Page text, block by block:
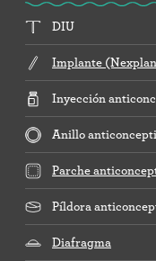
DIU
Implante
Inyección
Anillo
Parche
Píldora
Diafragma